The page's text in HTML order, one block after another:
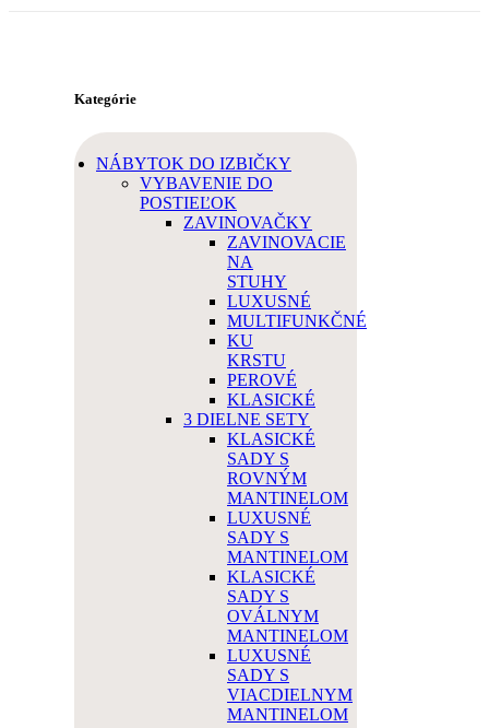
Kategórie
NÁBYTOK DO IZBIČKY
VYBAVENIE DO
POSTIEĽOK
ZAVINOVAČKY
ZAVINOVACIE
NA
STUHY
LUXUSNÉ
MULTIFUNKČNÉ
KU
KRSTU
PEROVÉ
KLASICKÉ
3 DIELNE SETY
KLASICKÉ
SADY S
ROVNÝM
MANTINELOM
LUXUSNÉ
SADY S
MANTINELOM
KLASICKÉ
SADY S
OVÁLNYM
MANTINELOM
LUXUSNÉ
SADY S
VIACDIELNYM
MANTINELOM